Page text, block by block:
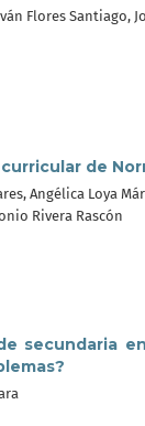
Flores Santiago,
de
Angélica Loya
Rivera Rascón
secundaria